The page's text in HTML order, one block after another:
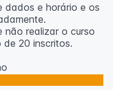
dados e horário e os
não realizar o curso
de 20 inscritos.